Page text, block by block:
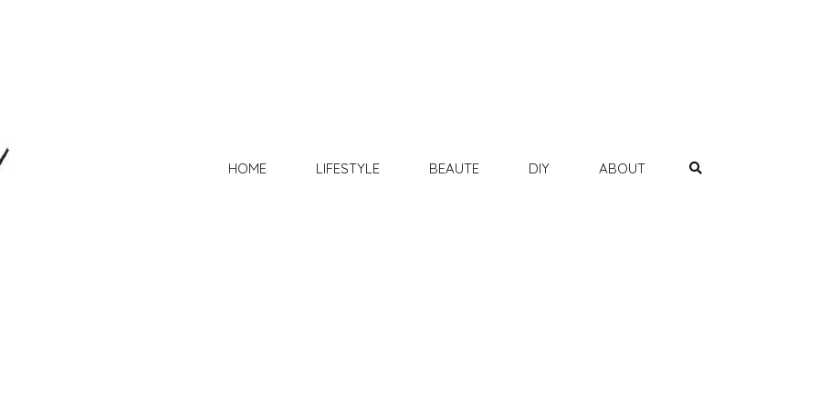
HOME LIFESTYLE BEAUTE DIY ABOUT